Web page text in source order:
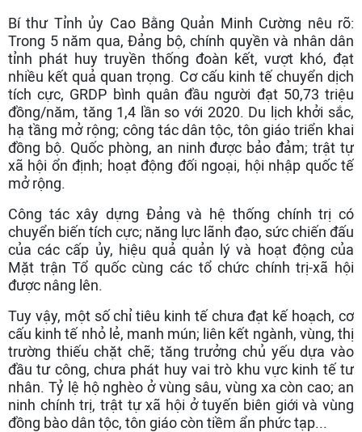
Bí thư Tỉnh ủy Cao Bằng Quản Minh Cường nêu rõ:
Trong 5 năm qua, Đảng bộ, chính quyền và nhân dân
tỉnh phát huy truyền thống đoàn kết, vượt khó, đạt
nhiều kết quả quan trọng. Cơ cấu kinh tế chuyển dịch
tích cực, GRDP bình quân đầu người đạt 50,73 triệu
đồng/năm, tăng 1,4 lần so với 2020. Du lịch khởi sắc,
hạ tầng mở rộng; công tác dân tộc, tôn giáo triển khai
đồng bộ. Quốc phòng, an ninh được bảo đảm; trật tự
xã hội ổn định; hoạt động đối ngoại, hội nhập quốc tế
mở rộng.
Công tác xây dựng Đảng và hệ thống chính trị có
chuyển biến tích cực; năng lực lãnh đạo, sức chiến đấu
của các cấp ủy, hiệu quả quản lý và hoạt động của
Mặt trận Tổ quốc cùng các tổ chức chính trị-xã hội
được nâng lên.
Tuy vậy, một số chỉ tiêu kinh tế chưa đạt kế hoạch, cơ
cấu kinh tế nhỏ lẻ, manh mún; liên kết ngành, vùng, thị
trường thiếu chặt chẽ; tăng trưởng chủ yếu dựa vào
đầu tư công, chưa phát huy vai trò khu vực kinh tế tư
nhân. Tỷ lệ hộ nghèo ở vùng sâu, vùng xa còn cao; an
ninh chính trị, trật tự xã hội ở tuyến biên giới và vùng
đồng bào dân tộc, tôn giáo còn tiềm ẩn phức tạp...